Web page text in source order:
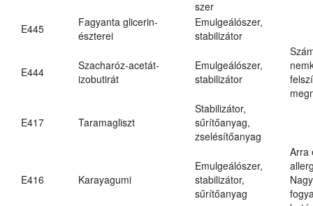
szer
E445
Fagyanta glicerin-
észterei
Emulgeálószer,
stabilizátor
E444
Szacharóz-acetát-
izobutirát
Emulgeálószer,
stabilizátor
E417 Taramagliszt
Stabilizátor,
sűrítőanyag,
zselésítőanyag
E416 Karayagumi
Emulgeálószer,
stabilizátor,
sűrítőanyag
Arra